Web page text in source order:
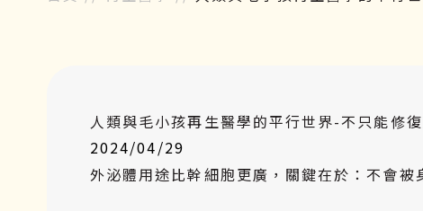
人類與毛小孩再生醫學的平行世界-不只能修
2024/04/29
外泌體用途比幹細胞更廣，關鍵在於：不會被